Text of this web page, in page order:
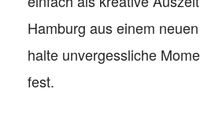
Hamburg aus einem
halte unvergessliche
fest.